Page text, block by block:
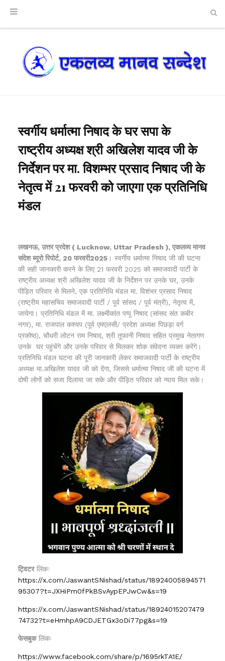
स्वर्गीय धर्मात्मा निषाद के घर सपा के
राष्ट्रीय अध्यक्ष श्री अखिलेश यादव जी के
निर्देशन पर मा. विशम्भर प्रसाद निषाद जी के
नेतृत्व में 21 फरवरी को जाएगा एक प्रतिनिधि
मंडल
लखनऊ, उत्तर प्रदेश ( Lucknow, Uttar Pradesh ), एकलव्य मानव
संदेश ब्यूरो रिपोर्ट, 20 फरवरी2025 । स्वर्गीय धर्मात्मा निषाद जी की घटना
की सही जानकारी करने के लिए 21 फरवरी 2025 को समाजवादी पार्टी के
राष्ट्रीय अध्यक्ष श्री अखिलेश यादव जी के निर्देशन पर उनके घर, उनके
पीड़ित परिवार से मिलने, एक प्रतिनिधि मंडल मा. विशंभर प्रसाद निषाद
(राष्ट्रीय महासचिव समाजवादी पार्टी / पूर्व सांसद / पूर्व मंत्री), नेतृत्व में,
जायेगा। प्रतिनिधि मंडल में मा. लक्ष्मीकांत पप्पू निषाद (सांसद संत कबीर
नगर), मा. राजपाल कश्यप (पूर्व एमएलसी/ प्रदेश अध्यक्ष पिछड़ा वर्ग
प्रकोष्ठ), चौधरी लोटन राम निषाद, श्री तूफानी निषाद सहित प्रमुख नेतागण
उनके घर पहुंचेंगे और उनके परिवार से मिलकर शोक संवेदना व्यक्त करेंगे।
प्रतिनिधि मंडल घटना की पूरी जानकारी लेकर समाजवादी पार्टी के राष्ट्रीय
अध्यक्ष मा.अखिलेश यादव जी को देंगा, जिससे धर्मात्मा निषाद जी की घटना में
दोषी लोगों को सजा दिलाया जा सके और पीड़ित परिवार को न्याय मिल सके।
ट्विटरलिंकः
https://x.com/JaswantSNishad/status/18924005894571
95307?t=JXHiPm0fPkBSvAypEPJwCw&s=19
https://x.com/JaswantSNishad/status/18924015207479
74732?t=eHmhpA9CDJETGx3oDi77pg&s=19
फेसबुकलिंकः
https://www.facebook.com/share/p/1695rkTA1E/